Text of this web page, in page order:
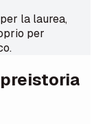
la laurea,
per